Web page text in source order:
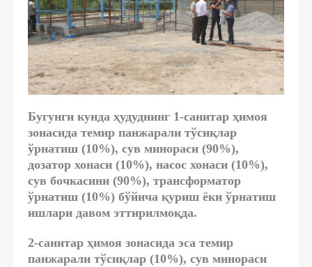
Бугунги кунда ҳудуднинг 1-санитар ҳимоя
зонасида темир панжарали тўсиқлар
ўрнатиш (10%), сув минораси (90%),
дозатор хонаси (10%), насос хонаси (10%),
сув бочкасини (90%), трансформатор
ўрнатиш (10%) бўйича қуриш ёки ўрнатиш
ишлари давом эттирилмоқда.
2-санитар ҳимоя зонасида эса темир
панжарали тўсиқлар (10%), сув минораси